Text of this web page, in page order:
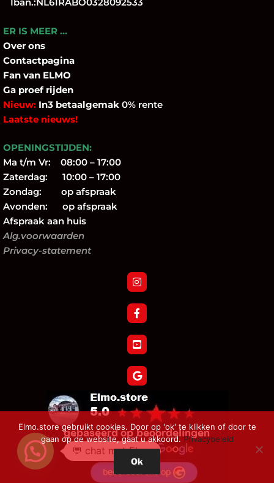
ER IS MEER …
Over ons
Contactpagina
Fan van ELMO
Ga proef rijden
Nieuw: In3 betaalgemak 0% rente
Laatste nieuws!
OPENINGSTIJDEN:
Ma t/m Vr: 08:00 – 17:00
Zaterdag: 10:00 – 17:00
Zondag: op afspraak
Avonden: op afspraak
Afspraak aan huis
Alg.voorwaarden
Privacy-statement
Verzoek tot herroeping bestelling
💬 chat met Elmo
Elmo.store gebruikt cookies. Door op 'ok' te klikken of door te
gaan op de website, gaat u akkoord.Privacybeleid
Ok